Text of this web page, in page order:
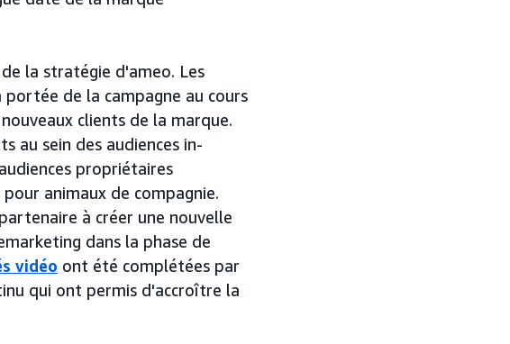
la stratégie d'ameo. Les
de la campagne au cours
clients de la marque.
au sein des audiences in-
propriétaires
animaux de compagnie.
à créer une nouvelle
dans la phase de
vidéo ont été complétées par
qui ont permis d'accroître la